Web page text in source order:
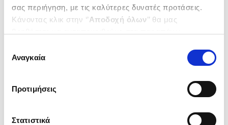
σας περιήγηση, με τις καλύτερες δυνατές προτάσεις.
Κάνοντας κλικ στην ‘’Αποδοχή όλων’’ θα μας
ενδιαφέρουν και να επιλέξετε από τα παρακάτω με την
΄΄και να ενημερωθείτε σχετικά με
συγκατάθεσης
Αναγκαία
Προτιμήσεις
Στατιστικά